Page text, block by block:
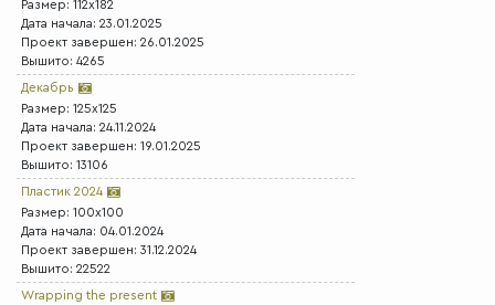
Размер: 112x182
Дата начала: 23.01.2025
Проект завершен: 26.01.2025
Вышито: 4265
Декабрь
Размер: 125x125
Дата начала: 24.11.2024
Проект завершен: 19.01.2025
Вышито: 13106
Пластик 2024
Размер: 100x100
Дата начала: 04.01.2024
Проект завершен: 31.12.2024
Вышито: 22522
Wrapping the present